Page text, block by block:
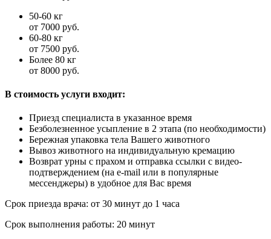
50-60 кг
от 7000 руб.
60-80 кг
от 7500 руб.
Более 80 кг
от 8000 руб.
В стоимость услуги входит:
Приезд специалиста в указанное время
Безболезненное усыпление в 2 этапа (по необходимости)
Бережная упаковка тела Вашего животного
Вывоз животного на индивидуальную кремацию
Возврат урны с прахом и отправка ссылки с видео-
подтверждением (на e-mail или в популярные
мессенджеры) в удобное для Вас время
Срок приезда врача: от 30 минут до 1 часа
Срок выполнения работы: 20 минут